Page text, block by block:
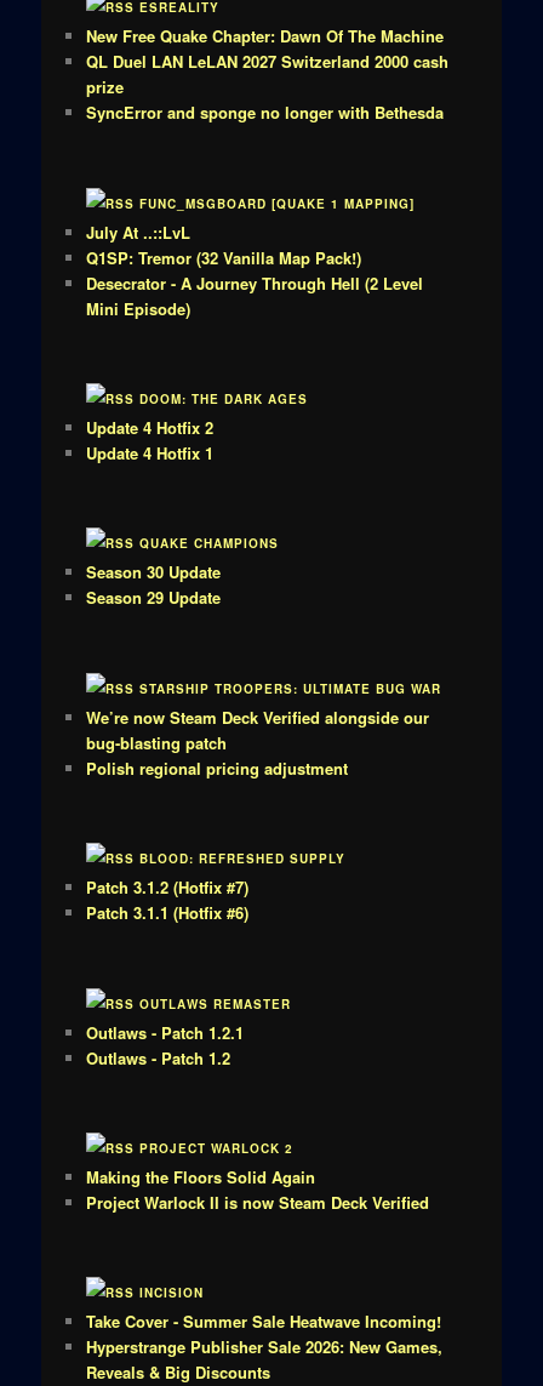
ESREALITY
New Free Quake Chapter: Dawn Of The Machine
QL Duel LAN LeLAN 2027 Switzerland 2000 cash
prize
SyncError and sponge no longer with Bethesda
FUNC_MSGBOARD [QUAKE 1 MAPPING]
July At ..::LvL
Q1SP: Tremor (32 Vanilla Map Pack!)
Desecrator - A Journey Through Hell (2 Level
Mini Episode)
DOOM: THE DARK AGES
Update 4 Hotfix 2
Update 4 Hotfix 1
QUAKE CHAMPIONS
Season 30 Update
Season 29 Update
STARSHIP TROOPERS: ULTIMATE BUG WAR
We’re now Steam Deck Verified alongside our
bug-blasting patch
Polish regional pricing adjustment
BLOOD: REFRESHED SUPPLY
Patch 3.1.2 (Hotfix #7)
Patch 3.1.1 (Hotfix #6)
OUTLAWS REMASTER
Outlaws - Patch 1.2.1
Outlaws - Patch 1.2
PROJECT WARLOCK 2
Making the Floors Solid Again
Project Warlock II is now Steam Deck Verified
INCISION
Take Cover - Summer Sale Heatwave Incoming!
Hyperstrange Publisher Sale 2026: New Games,
Reveals & Big Discounts